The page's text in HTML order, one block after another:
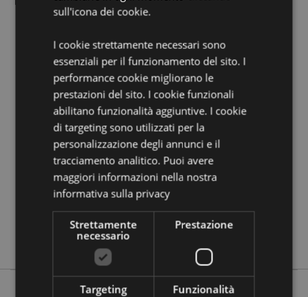
utilizzando il sito internet di Puckator?
Dettagli del Prodotto
Informazioni
Aggiuntive
Altezza 8cm Larghezza 5.5-6cm Profondità 4-
5055071772214
96
0.128000
No
No
No
Elements
sull'icona dei cookie.
I cookie strettamente necessari sono
essenziali per il funzionamento del sito. I
performance cookie migliorano le
prestazioni del sito. I cookie funzionali
abilitano funzionalità aggiuntive. I cookie
di targeting sono utilizzati per la
personalizzazione degli annunci e il
tracciamento analitico. Puoi avere
maggiori informazioni nella nostra
informativa sulla privacy
Strettamente
necessario
Prestazione
Targeting Funzionalità